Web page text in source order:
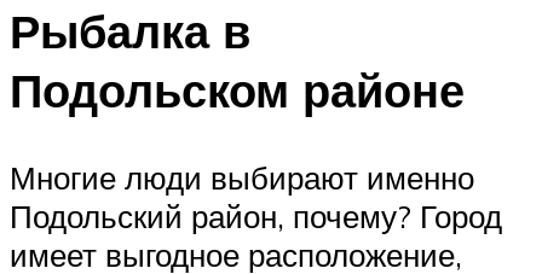
Рыбалка в
Подольском районе
Многие люди выбирают именно
Подольский район, почему? Город
имеет выгодное расположение,